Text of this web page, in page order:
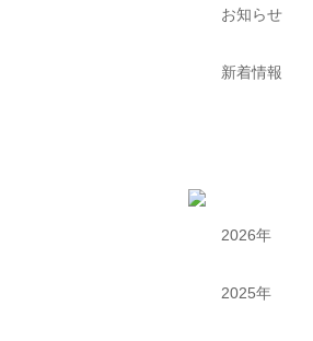
お知らせ
新着情報
2026年
2025年